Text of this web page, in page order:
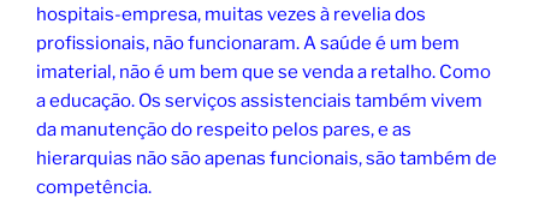
hospitais-empresa, muitas vezes à revelia dos
profissionais, não funcionaram. A saúde é um bem
imaterial, não é um bem que se venda a retalho. Como
a educação. Os serviços assistenciais também vivem
da manutenção do respeito pelos pares, e as
hierarquias não são apenas funcionais, são também de
competência.